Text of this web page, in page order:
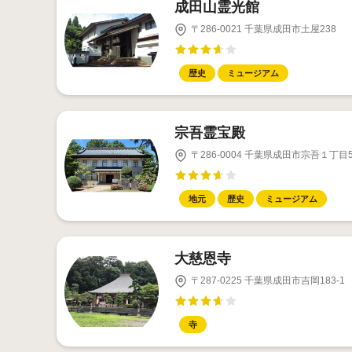
成田山霊光館
〒286-0021 千葉県成田市土屋238
歴史 ミュージアム
宗吾霊宝殿
〒286-0004 千葉県成田市宗吾１丁目
地元 歴史 ミュージアム
大慈恩寺
〒287-0225 千葉県成田市吉岡183-1
寺